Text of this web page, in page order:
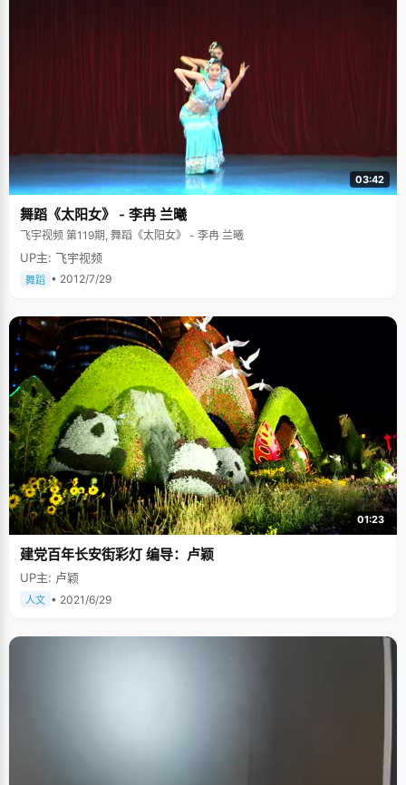
03:42
舞蹈《太阳女》 - 李冉 兰曦
飞宇视频 第119期, 舞蹈《太阳女》 - 李冉 兰曦
UP主: 飞宇视频
舞蹈 • 2012/7/29
01:23
建党百年长安街彩灯 编导：卢颖
UP主: 卢颖
人文 • 2021/6/29